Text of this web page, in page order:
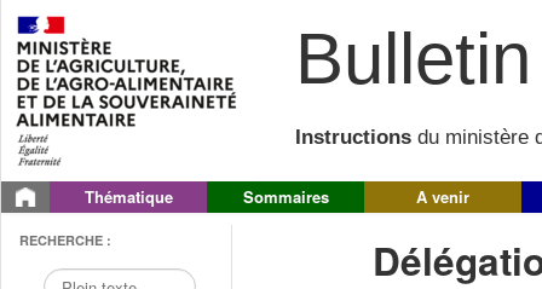
Instructions du ministère
Thématique Sommaires A venir
RECHERCHE :